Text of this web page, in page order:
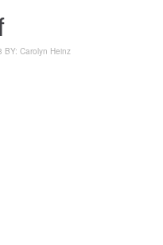
BY: Carolyn Heinz